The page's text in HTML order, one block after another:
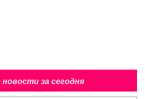
новости за сегодня